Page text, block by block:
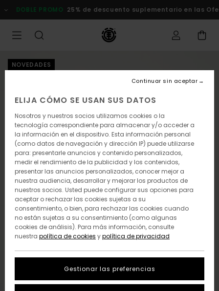
la
DOBLE PROMO 25% de descuento suplementario en las
NOVEDADES
ELIJA CÓMO SE USAN SUS DATOS
Nosotros y nuestros socios utilizamos cookies o la
tecnología correspondiente para almacenar y/o acceder a
la información en el dispositivo. Esta información personal
(como datos de navegación y dirección IP) puede utilizarse
para: presentarle anuncios y contenido personalizados,
medir el rendimiento de la publicidad y los contenidos,
presentar las anuncios personalizados, conocer mejor a
nuestra audiencia, desarrollar y mejorar los productos de
nuestros socios. Usted puede configurar sus opciones para
aceptar o rechazar las cookies sujetas a su
consentimiento, o bien, para rechazar las cookies cuando
no están sujetas a su consentimiento (como algunas
cookies de análisis). Para más información, consulte
nuestra política de cookies ypolítica de privacidad
Gestionar las preferencias
Continuar sin aceptar